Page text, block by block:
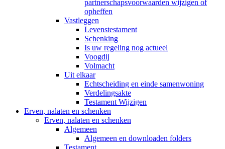
partnerschapsvoorwaarden wijzigen of
opheffen
Vastleggen
Levenstestament
Schenking
Is uw regeling nog actueel
Voogdij
Volmacht
Uit elkaar
Echtscheiding en einde samenwoning
Verdelingsakte
Testament Wijzigen
Erven, nalaten en schenken
Erven, nalaten en schenken
Algemeen
Algemeen en downloaden folders
Testament